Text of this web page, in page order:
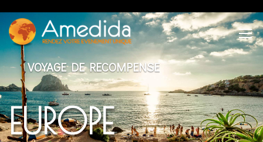
EUROPE
VOYAGE DE RECOMPENSE